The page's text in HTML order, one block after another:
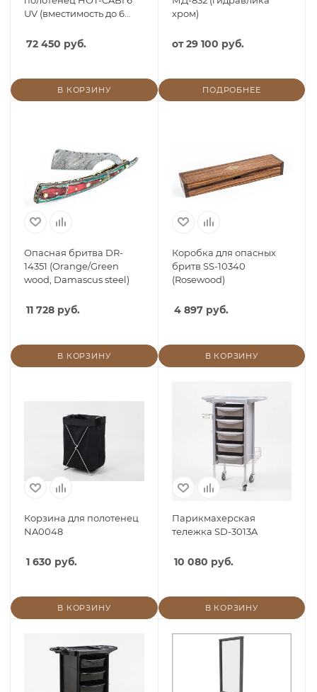
UV (вместимость до 6
72 450 руб.
В КОРЗИНУ
хром)
от29 100 руб.
ПОДРОБНЕЕ
Опасная бритва DR-
14351 (Orange/Green
wood, Damascus steel)
11 728 руб.
В КОРЗИНУ
Коробка для опасных
бритв SS-10340
(Rosewood)
4 897 руб.
В КОРЗИНУ
Корзина для полотенец
NA0048
1 630 руб.
В КОРЗИНУ
Парикмахерская
тележка SD-3013A
10 080 руб.
В КОРЗИНУ